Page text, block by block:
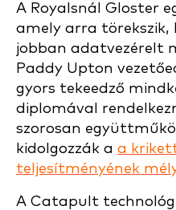
A Royalsnál Gloster
amely arra
jobban adatvezérelt
Paddy Upton
gyors tekeedző
diplomával
szorosan
kidolgozzák a a
teljesítményének
A Catapult